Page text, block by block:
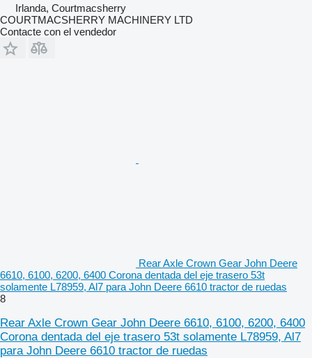
Irlanda, Courtmacsherry
COURTMACSHERRY MACHINERY LTD
Contacte con el vendedor
Rear Axle Crown Gear John Deere
6610, 6100, 6200, 6400 Corona dentada del eje trasero 53t
solamente L78959, Al7 para John Deere 6610 tractor de ruedas
8
Rear Axle Crown Gear John Deere 6610, 6100, 6200, 6400
Corona dentada del eje trasero 53t solamente L78959, Al7
para John Deere 6610 tractor de ruedas